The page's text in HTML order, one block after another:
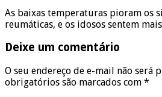
As baixas temperaturas pioram os
reumáticas, e os idosos sentem
Deixe um comentário
O seu endereço de e-mail não será
obrigatórios são marcados com *